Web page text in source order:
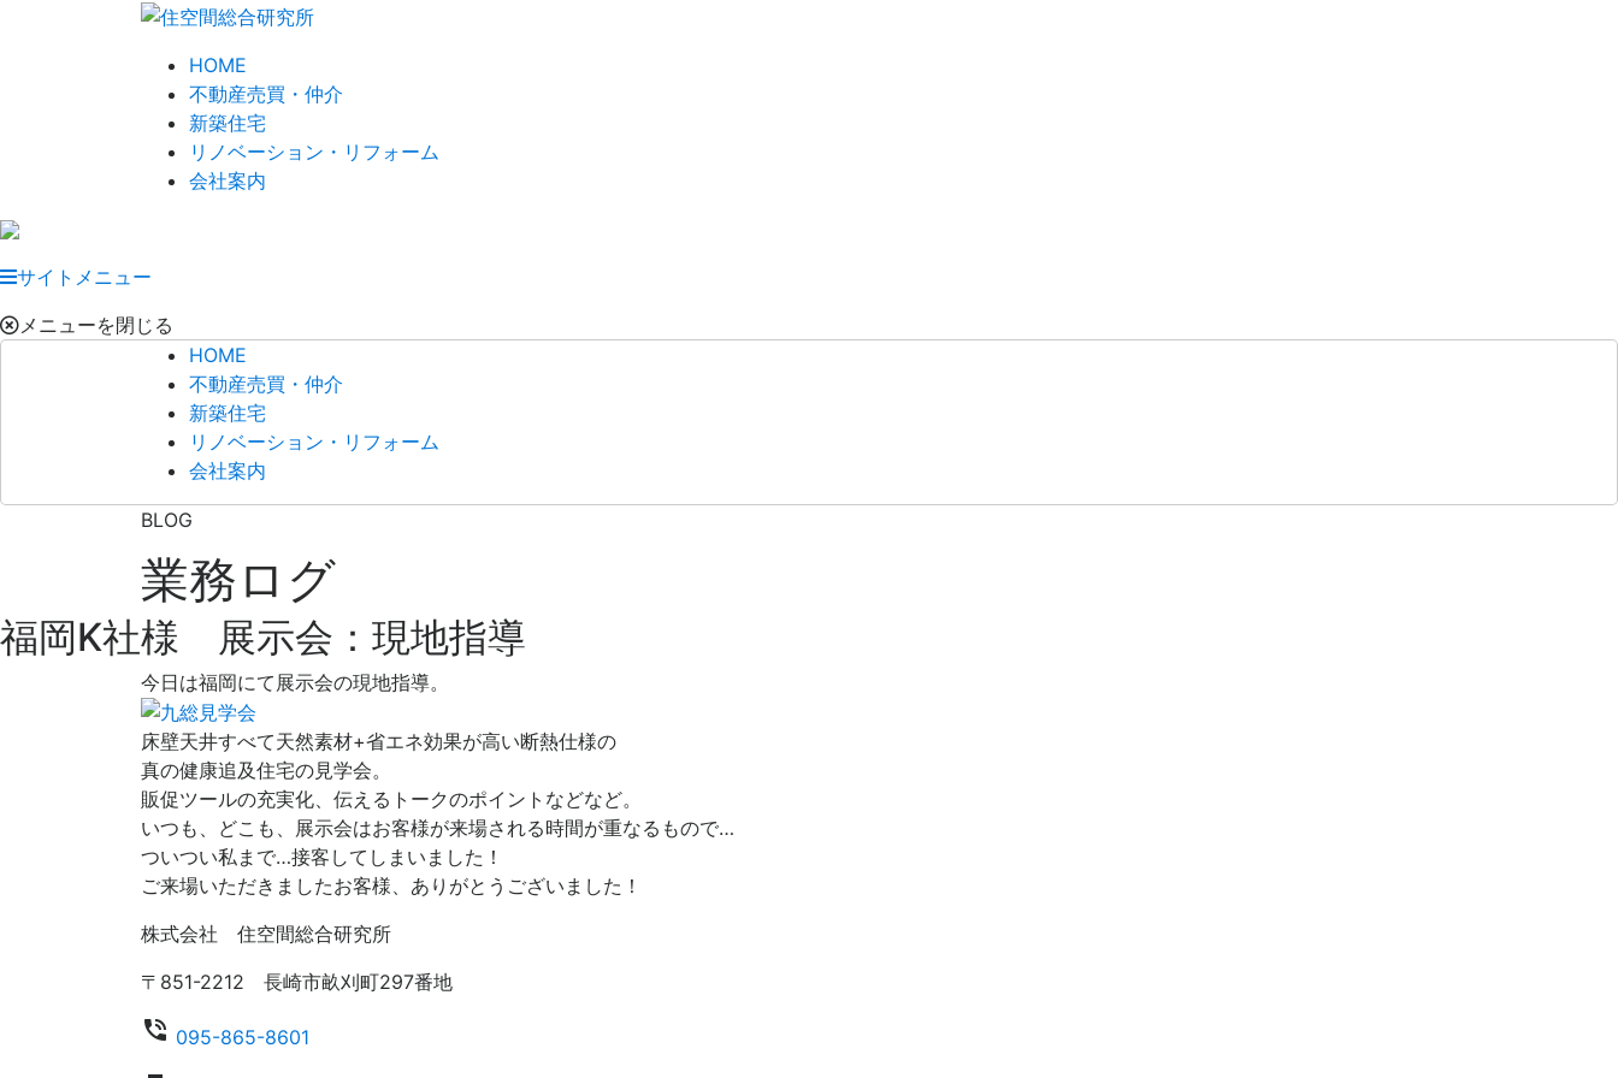
HOME
不動産売買・仲介
新築住宅
リノベーション・リフォーム
会社案内
サイトメニュー
メニューを閉じる
HOME
不動産売買・仲介
新築住宅
リノベーション・リフォーム
会社案内
BLOG
業務ログ
福岡K社様 展示会：現地指導
今日は福岡にて展示会の現地指導。
床壁天井すべて天然素材+省エネ効果が高い断熱仕様の
真の健康追及住宅の見学会。
販促ツールの充実化、伝えるトークのポイントなどなど。
いつも、どこも、展示会はお客様が来場される時間が重なるもので…
ついつい私まで…接客してしまいました！
ご来場いただきましたお客様、ありがとうございました！
株式会社 住空間総合研究所
〒851-2212 長崎市畝刈町297番地
phone_in_talk 095-865-8601